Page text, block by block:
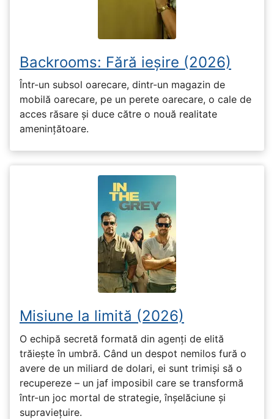
Backrooms: Fără ieșire (2026)
Într-un subsol oarecare, dintr-un magazin de
mobilă oarecare, pe un perete oarecare, o cale de
acces răsare și duce către o nouă realitate
amenințătoare.
Misiune la limită (2026)
O echipă secretă formată din agenți de elită
trăiește în umbră. Când un despot nemilos fură o
avere de un miliard de dolari, ei sunt trimiși să o
recupereze – un jaf imposibil care se transformă
într-un joc mortal de strategie, înșelăciune și
supraviețuire.